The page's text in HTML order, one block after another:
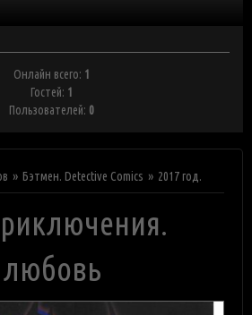
Онлайн всего: 1
Гостей: 1
Пользователей: 0
Бэтмен. Detective Comics 2017 год.
любовь